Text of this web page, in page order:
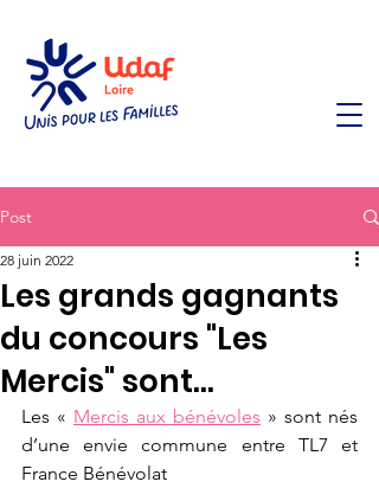
Post
Les grands gagnants
du concours "Les
Mercis" sont...
28 juin 2022
Les « Mercis aux bénévoles » sont nés
d’une envie commune entre TL7 et
France Bénévolat